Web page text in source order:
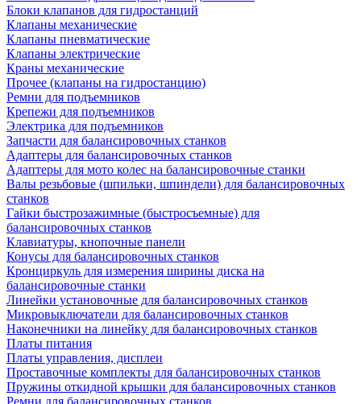
Блоки клапанов для гидростанций
Клапаны механические
Клапаны пневматические
Клапаны электрические
Краны механические
Прочее (клапаны на гидростанцию)
Ремни для подъемников
Крепежи для подъемников
Электрика для подъемников
Запчасти для балансировочных станков
Адаптеры для балансировочных станков
Адаптеры для мото колес на балансировочные станки
Валы резьбовые (шпильки, шпиндели) для балансировочных
станков
Гайки быстрозажимные (быстросъемные) для
балансировочных станков
Клавиатуры, кнопочные панели
Конусы для балансировочных станков
Кронциркуль для измерения ширины диска на
балансировочные станки
Линейки установочные для балансировочных станков
Микровыключатели для балансировочных станков
Наконечники на линейку для балансировочных станков
Платы питания
Платы управления, дисплеи
Проставочные комплекты для балансировочных станков
Пружины откидной крышки для балансировочных станков
Ремни для балансировочных станков